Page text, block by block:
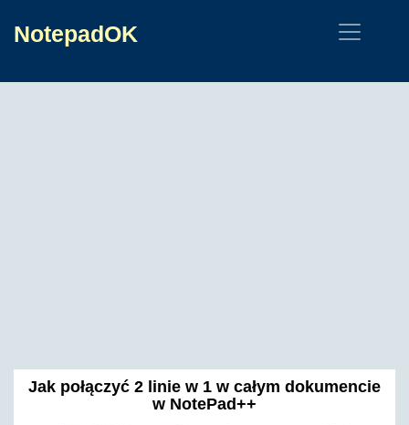
NotepadOK
Jak połączyć 2 linie w 1 w całym dokumencie
w NotePad++